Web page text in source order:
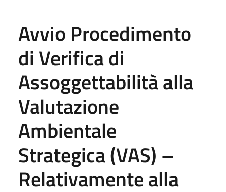
Avvio Procedimento
di Verifica di
Assoggettabilità alla
Valutazione
Ambientale
Strategica (VAS) –
Relativamente alla